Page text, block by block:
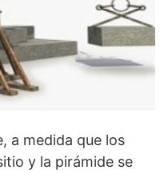
a medida que los
y la pirámide se